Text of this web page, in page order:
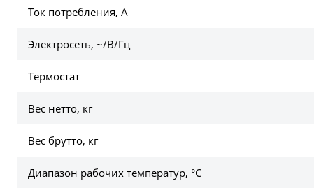
Ток потребления, А
Электросеть, ~/В/Гц
Термостат
Вес нетто, кг
Вес брутто, кг
Диапазон рабочих температур, °C